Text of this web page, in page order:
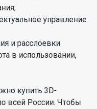
управление
и расслоевки
в использовании,
купить 3D-
всей России. Чтобы